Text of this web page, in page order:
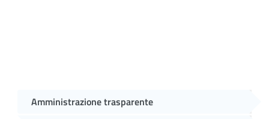
Amministrazione trasparente